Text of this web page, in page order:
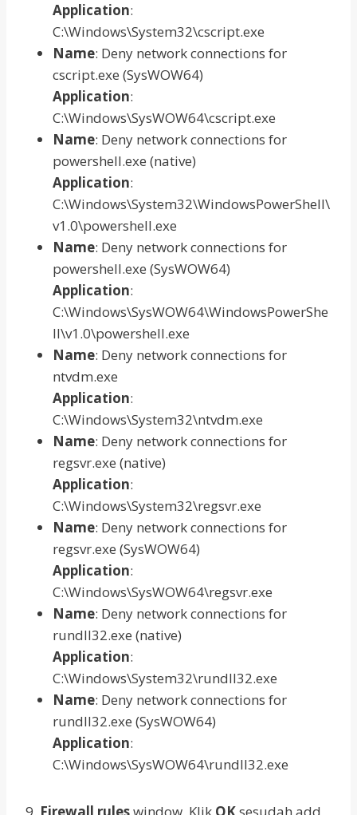
Application:
C:\Windows\System32\cscript.exe
Name: Deny network connections for
cscript.exe (SysWOW64)
Application:
C:\Windows\SysWOW64\cscript.exe
Name: Deny network connections for
powershell.exe (native)
Application:
C:\Windows\System32\WindowsPowerShell\
v1.0\powershell.exe
Name: Deny network connections for
powershell.exe (SysWOW64)
Application:
C:\Windows\SysWOW64\WindowsPowerShe
ll\v1.0\powershell.exe
Name: Deny network connections for
ntvdm.exe
Application:
C:\Windows\System32\ntvdm.exe
Name: Deny network connections for
regsvr.exe (native)
Application:
C:\Windows\System32\regsvr.exe
Name: Deny network connections for
regsvr.exe (SysWOW64)
Application:
C:\Windows\SysWOW64\regsvr.exe
Name: Deny network connections for
rundll32.exe (native)
Application:
C:\Windows\System32\rundll32.exe
Name: Deny network connections for
rundll32.exe (SysWOW64)
Application:
C:\Windows\SysWOW64\rundll32.exe